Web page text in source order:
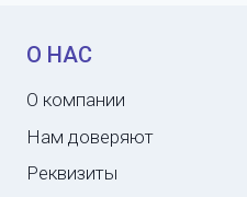
О НАС
О компании
Нам доверяют
Реквизиты